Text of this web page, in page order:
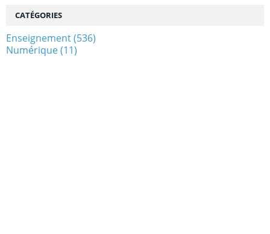
CATÉGORIES
Enseignement(536)
Numérique(11)